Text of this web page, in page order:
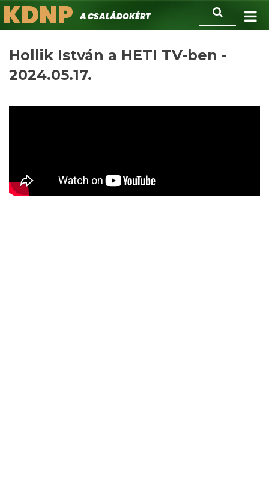
Ugrás
a
Keresés
KDNPA családokért.
Hollik István a HETI TV-ben -
2024.05.17.